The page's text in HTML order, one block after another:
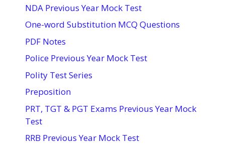
NDA Previous Year Mock Test
One-word Substitution MCQ Questions
PDF Notes
Police Previous Year Mock Test
Polity Test Series
Preposition
PRT, TGT & PGT Exams Previous Year Mock
Test
RRB Previous Year Mock Test